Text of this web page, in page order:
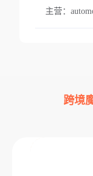
主营：
跨境